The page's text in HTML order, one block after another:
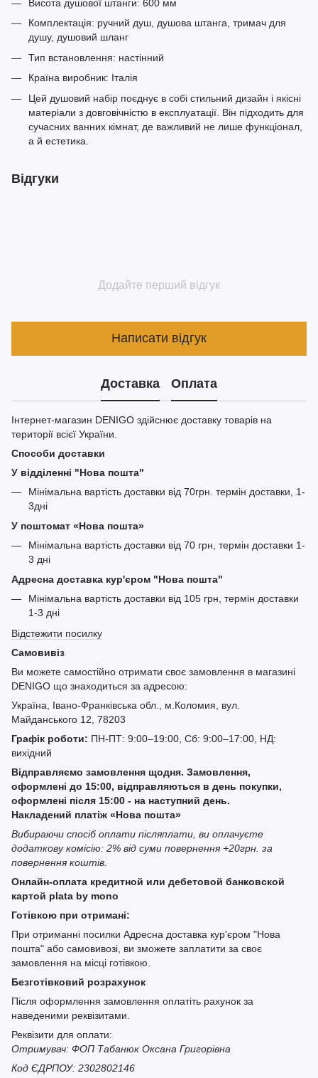
Висота душової штанги: 600 мм
Комплектація: ручний душ, душова штанга, тримач для
душу, душовий шланг
Тип встановлення: настінний
Країна виробник: Італія
Цей душовий набір поєднує в собі стильний дизайн і якісні
матеріали з довговічністю в експлуатації. Він підходить для
сучасних ванних кімнат, де важливий не лише функціонал,
а й естетика.
Відгуки
Додайте перший відгук
Написати відгук
Доставка Оплата
Інтернет-магазин DENIGO здійснює доставку товарів на
території всієї України.
Способи доставки
У відділенні "Нова пошта"
Мінімальна вартість доставки від 70грн. термін доставки, 1-
3дні
У поштомат «Нова пошта»
Мінімальна вартість доставки від 70 грн, термін доставки 1-
3 дні
Адресна доставка кур'єром "Нова пошта"
Мінімальна вартість доставки від 105 грн, термін доставки
1-3 дні
Відстежити посилку
Самовивіз
Ви можете самостійно отримати своє замовлення в магазині
DENIGO що знаходиться за адресою:
Україна, Івано-Франківська обл., м.Коломия, вул.
Майданського 12, 78203
Графік роботи: ПН-ПТ: 9:00–19:00, Сб: 9:00–17:00, НД:
вихідний
Відправляємо замовлення щодня. Замовлення,
оформлені до 15:00, відправляються в день покупки,
оформлені після 15:00 - на наступний день.
Накладений платіж «Нова пошта»
Вибираючи спосіб оплати післяплати, ви оплачуєте
додаткову комісію: 2% від суми повернення +20грн. за
повернення коштів.
Онлайн-оплата кредитной или дебетовой банковской
картой plata by mono
Готівкою при отримані:
При отриманні посилки Адресна доставка кур'єром "Нова
пошта" або самовивозі, ви зможете заплатити за своє
замовлення на місці готівкою.
Безготівковий розрахунок
Після оформлення замовлення оплатіть рахунок за
наведеними реквізитами.
Реквізити для оплати:
Отримувач: ФОП Табанюк Оксана Григорівна
Код ЄДРПОУ: 2302802146